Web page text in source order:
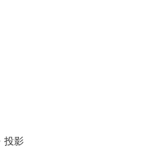
投影